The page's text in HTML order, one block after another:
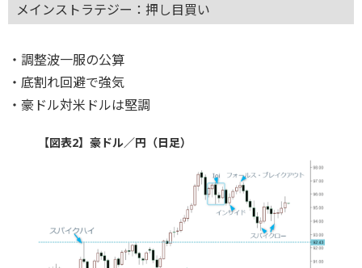
メインストラテジー：押し目買い
・調整波一服の公算
・底割れ回避で強気
・豪ドル対米ドルは堅調
【図表2】豪ドル／円（日足）